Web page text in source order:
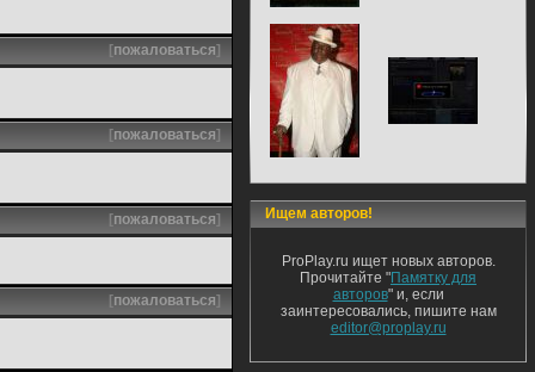
[пожаловаться]
[пожаловаться]
[пожаловаться]
[пожаловаться]
Ищем авторов!
ProPlay.ru ищет новых авторов.
Прочитайте "Памятку для
авторов" и, если
заинтересовались, пишите нам
editor@proplay.ru